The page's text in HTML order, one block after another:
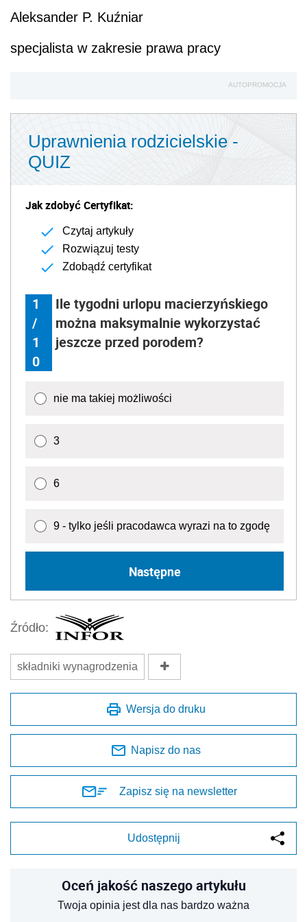
Aleksander P. Kuźniar
specjalista w zakresie prawa pracy
AUTOPROMOCJA
Uprawnienia rodzicielskie -
QUIZ
Jak zdobyć Certyfikat:
Czytaj artykuły
Rozwiązuj testy
Zdobądź certyfikat
1
/
1
0
Ile tygodni urlopu macierzyńskiego
można maksymalnie wykorzystać
jeszcze przed porodem?
nie ma takiej możliwości
3
6
9 - tylko jeśli pracodawca wyrazi na to zgodę
Następne
Źródło:
składniki wynagrodzenia
Wersja do druku
Napisz do nas
Zapisz się na newsletter
Udostępnij
Oceń jakość naszego artykułu
Twoja opinia jest dla nas bardzo ważna